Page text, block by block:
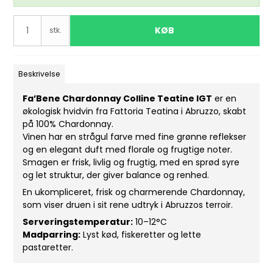
stk. KØB
Beskrivelse
Fa’Bene Chardonnay Colline Teatine IGT er en
økologisk hvidvin fra Fattoria Teatina i Abruzzo, skabt
på 100% Chardonnay.
Vinen har en strågul farve med fine grønne reflekser
og en elegant duft med florale og frugtige noter.
Smagen er frisk, livlig og frugtig, med en sprød syre
og let struktur, der giver balance og renhed.
En ukompliceret, frisk og charmerende Chardonnay,
som viser druen i sit rene udtryk i Abruzzos terroir.
Serveringstemperatur: 10–12°C
Madparring: Lyst kød, fiskeretter og lette
pastaretter.